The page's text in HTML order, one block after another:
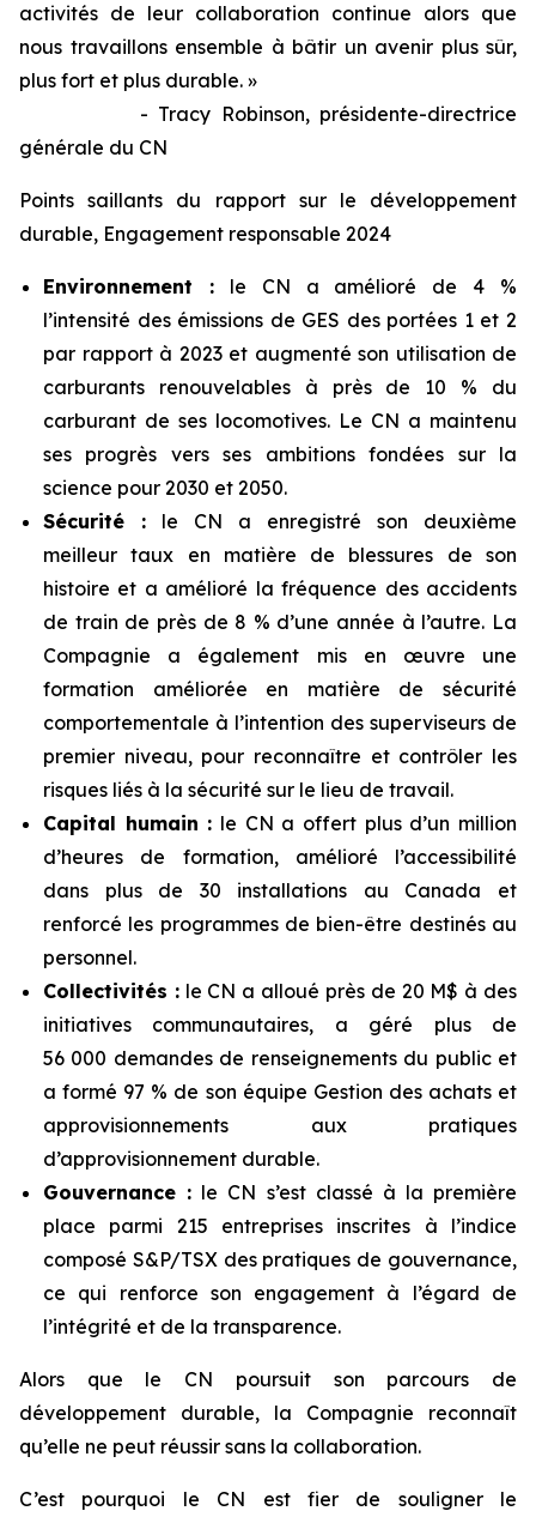
activités de leur collaboration continue alors que
nous travaillons ensemble à bâtir un avenir plus sûr,
plus fort et plus durable. »
- Tracy Robinson, présidente-directrice
générale du CN
Points saillants du rapport sur le développement
durable, Engagement responsable 2024
Environnement :le CN a amélioré de 4 %
l’intensité des émissions de GES des portées 1 et 2
par rapport à 2023 et augmenté son utilisation de
carburants renouvelables à près de 10 % du
carburant de ses locomotives. Le CN a maintenu
ses progrès vers ses ambitions fondées sur la
science pour 2030 et 2050.
Sécurité : le CN a enregistré son deuxième
meilleur taux en matière de blessures de son
histoire et a amélioré la fréquence des accidents
de train de près de 8 % d’une année à l’autre. La
Compagnie a également mis en œuvre une
formation améliorée en matière de sécurité
comportementale à l’intention des superviseurs de
premier niveau, pour reconnaître et contrôler les
risques liés à la sécurité sur le lieu de travail.
Capital humain : le CN a offert plus d’un million
d’heures de formation, amélioré l’accessibilité
dans plus de 30 installations au Canada et
renforcé les programmes de bien-être destinés au
personnel.
Collectivités :le CN a alloué près de 20 M$ à des
initiatives communautaires, a géré plus de
56 000 demandes de renseignements du public et
a formé 97 % de son équipe Gestion des achats et
approvisionnements aux pratiques
d’approvisionnement durable.
Gouvernance : le CN s’est classé à la première
place parmi 215 entreprises inscrites à l’indice
composé S&P/TSX des pratiques de gouvernance,
ce qui renforce son engagement à l’égard de
l’intégrité et de la transparence.
Alors que le CN poursuit son parcours de
développement durable, la Compagnie reconnaît
qu’elle ne peut réussir sans la collaboration.
C’est pourquoi le CN est fier de souligner le